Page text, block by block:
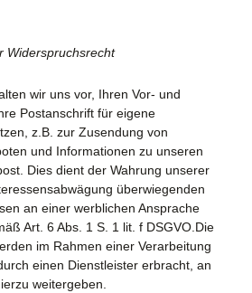
Widerspruchsrecht
wir uns vor, Ihren Vor- und
Postanschrift für eigene
z.B. zur Zusendung von
und Informationen zu unseren
Dies dient der Wahrung unserer
überwiegenden
an einer werblichen Ansprache
Art. 6 Abs. 1 S. 1 lit. f DSGVO.Die
im Rahmen einer Verarbeitung
einen Dienstleister erbracht, an
weitergeben.